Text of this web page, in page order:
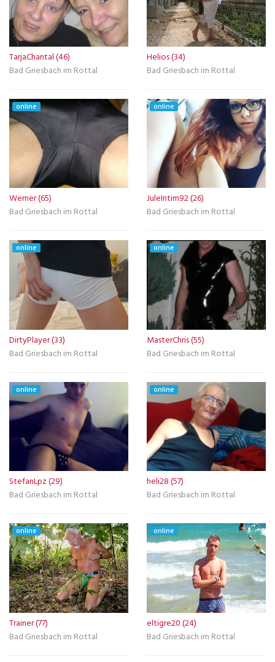
TarjaChantal (46)
Bad Griesbach im Rottal
Helios (34)
Bad Griesbach im Rottal
online
Werner (65)
Bad Griesbach im Rottal
online
JuleIntim92 (26)
Bad Griesbach im Rottal
online
DirtyPlayer (33)
Bad Griesbach im Rottal
online
MasterChris (55)
Bad Griesbach im Rottal
online
StefanLpz (29)
Bad Griesbach im Rottal
online
heli28 (57)
Bad Griesbach im Rottal
online
Trainer (77)
Bad Griesbach im Rottal
online
eltigre20 (24)
Bad Griesbach im Rottal